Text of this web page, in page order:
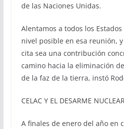
de las Naciones Unidas.
Alentamos a todos los
nivel posible en esa reunión,
cita sea una contribución
camino hacia la eliminación
de la faz de la tierra, instó
CELAC Y EL DESARME NUCLEAR
A finales de enero del año en